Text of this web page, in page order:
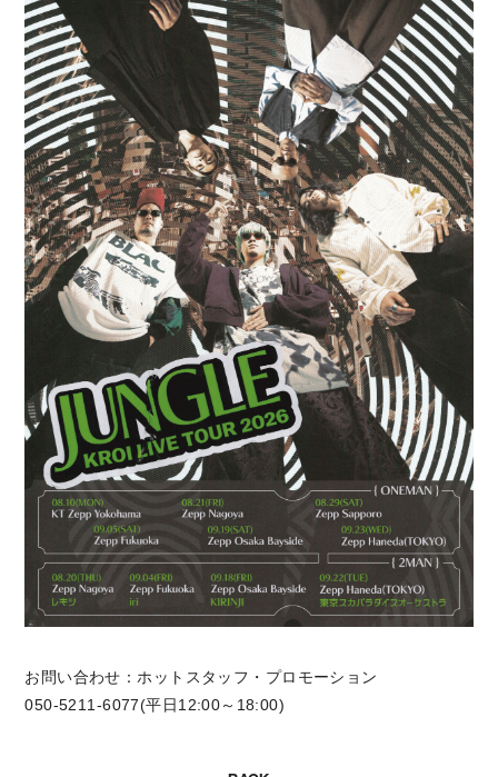
お問い合わせ：ホットスタッフ・プロモーション
050-5211-6077(平日12:00～18:00)